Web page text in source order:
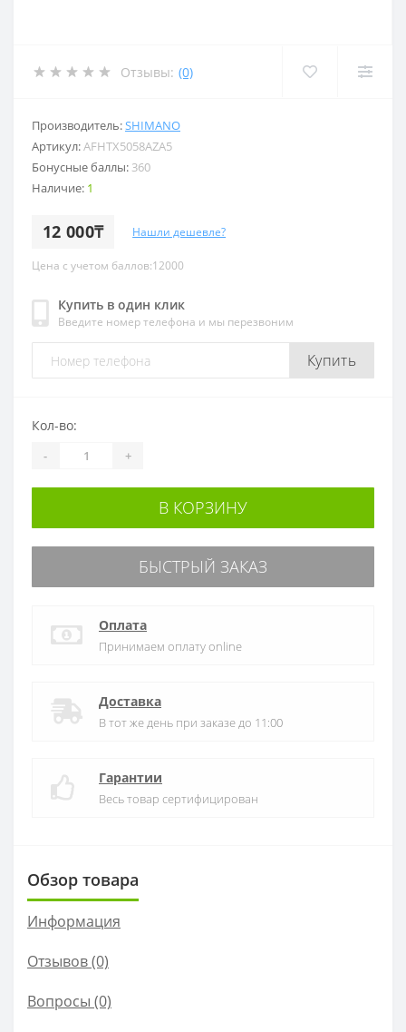
Отзывы: (0)
Производитель:SHIMANO
Артикул:AFHTX5058AZA5
Бонусные баллы: 360
Наличие: 1
12 000₸ Нашли дешевле?
Цена с учетом баллов:12000
Купить в один клик
Введите номер телефона и мы перезвоним
Купить
Кол-во:
- +
В КОРЗИНУ
БЫСТРЫЙ ЗАКАЗ
Оплата
Принимаем оплату online
Доставка
В тот же день при заказе до 11:00
Гарантии
Весь товар сертифицирован
Обзор товара
Информация
Отзывов (0)
Вопросы (0)